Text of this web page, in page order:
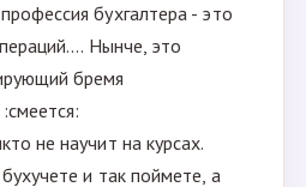
бухгалтера - это
Нынче, это
бремя
не научит на курсах.
и так поймете, а